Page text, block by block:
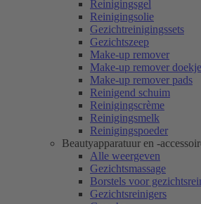
Reinigingsgel
Reinigingsolie
Gezichtreinigingssets
Gezichtszeep
Make-up remover
Make-up remover
Make-up remover pads
Reinigend schuim
Reinigingscrème
Reinigingsmelk
Reinigingspoeder
Beautyapparatuur en -
Alle weergeven
Gezichtsmassage
Borstels voor
Gezichtsreinigers